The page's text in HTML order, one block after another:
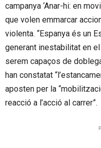
campanya ‘Anar-hi: en
que volen emmarcar
violenta. “Espanya és un
generant inestabilitat en
serem capaços de
han constatat
aposten per la
reacció a l’acció al carrer”.